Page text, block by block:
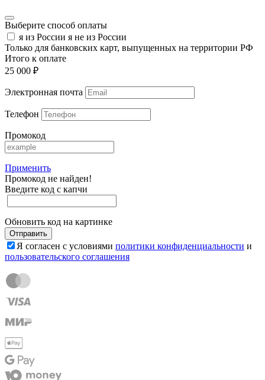
Выберите способ оплаты
я из России я не из России
Только для банковских карт, выпущенных на территории РФ
Итого к оплате
25 000 ₽
Электронная почта
Телефон
Промокод
Применить
Промокод не найден!
Введите код с капчи
Обновить код на картинке
Отправить
Я согласен с условиями политики конфиденциальности и
пользовательского соглашения